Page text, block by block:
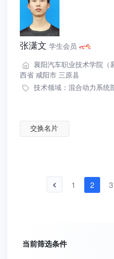
张潇文 学生会员
襄阳汽车职业技术学院（
西省 咸阳市 三原县
技术领域： 混合动力系统
交换名片
1 2 3
当前筛选条件